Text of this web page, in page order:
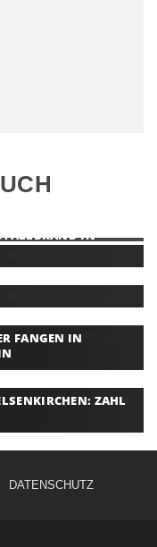
IN
FANGEN IN
ZAHL D
DATENSCHUTZ